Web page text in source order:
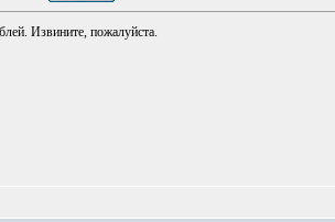
Извините, пожалуйста.